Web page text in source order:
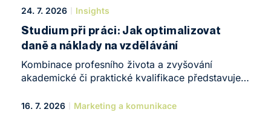
ovládla koncem května NEWTON Business Club
– komorní, ale o to intenzivnější konference, která
pomyslně uzavřela první rok studia stejnojmeného
programu.
24. 7. 2026 Insights
Studium při práci: Jak optimalizovat
daně a náklady na vzdělávání
Kombinace profesního života a zvyšování
akademické či praktické kvalifikace představuje
jak nastartovat kariéru nebo posunout vlastní
16. 7. 2026 Marketing a komunikace